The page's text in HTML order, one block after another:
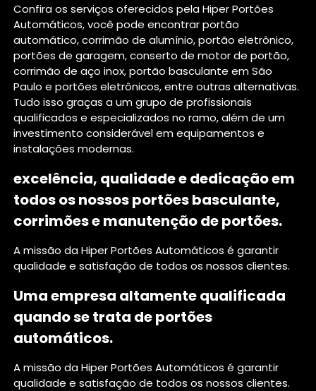
Confira os serviços oferecidos pela Hiper Portões
Automáticos, você pode encontrar portão
automático, corrimão de alumínio, portão eletrônico,
portões de garagem, conserto de motor de portão,
corrimão de aço inox, portão basculante em São
Paulo e portões eletrônicos, entre outras alternativas.
Tudo isso graças a um grupo de profissionais
qualificados e especializados no ramo, além de um
investimento considerável em equipamentos e
instalações modernas.
excelência, qualidade e dedicação em
todos os nossos portões basculante,
corrimões e manutenção de portões.
A missão da Hiper Portões Automáticos é garantir
qualidade e satisfação de todos os nossos clientes.
Uma empresa altamente qualificada
quando se trata de portões
automáticos.
A missão da Hiper Portões Automáticos é garantir
qualidade e satisfação de todos os nossos clientes.